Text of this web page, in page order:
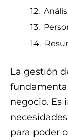
La gestión
negocio. Es
para poder